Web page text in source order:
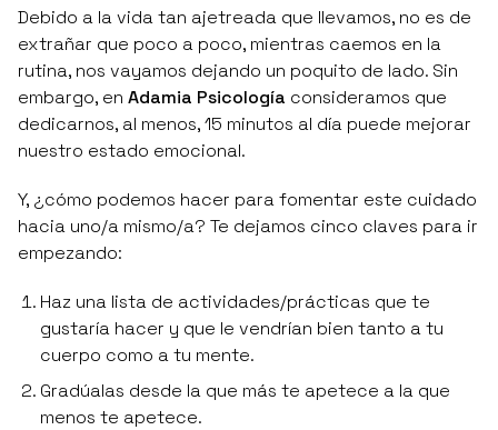
Debido a la vida tan ajetreada que llevamos, no es de
extrañar que poco a poco, mientras caemos en la
rutina, nos vayamos dejando un poquito de lado. Sin
embargo, en Adamia Psicología consideramos que
dedicarnos, al menos, 15 minutos al día puede mejorar
nuestro estado emocional.
Y, ¿cómo podemos hacer para fomentar este cuidado
hacia uno/a mismo/a? Te dejamos cinco claves para ir
empezando:
Haz una lista de actividades/prácticas que te
gustaría hacer y que le vendrían bien tanto a tu
cuerpo como a tu mente.
Gradúalas desde la que más te apetece a la que
menos te apetece.